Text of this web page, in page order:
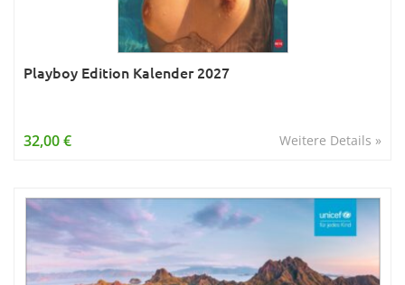
Playboy Edition Kalender 2027
Weitere Details »
32,00 €